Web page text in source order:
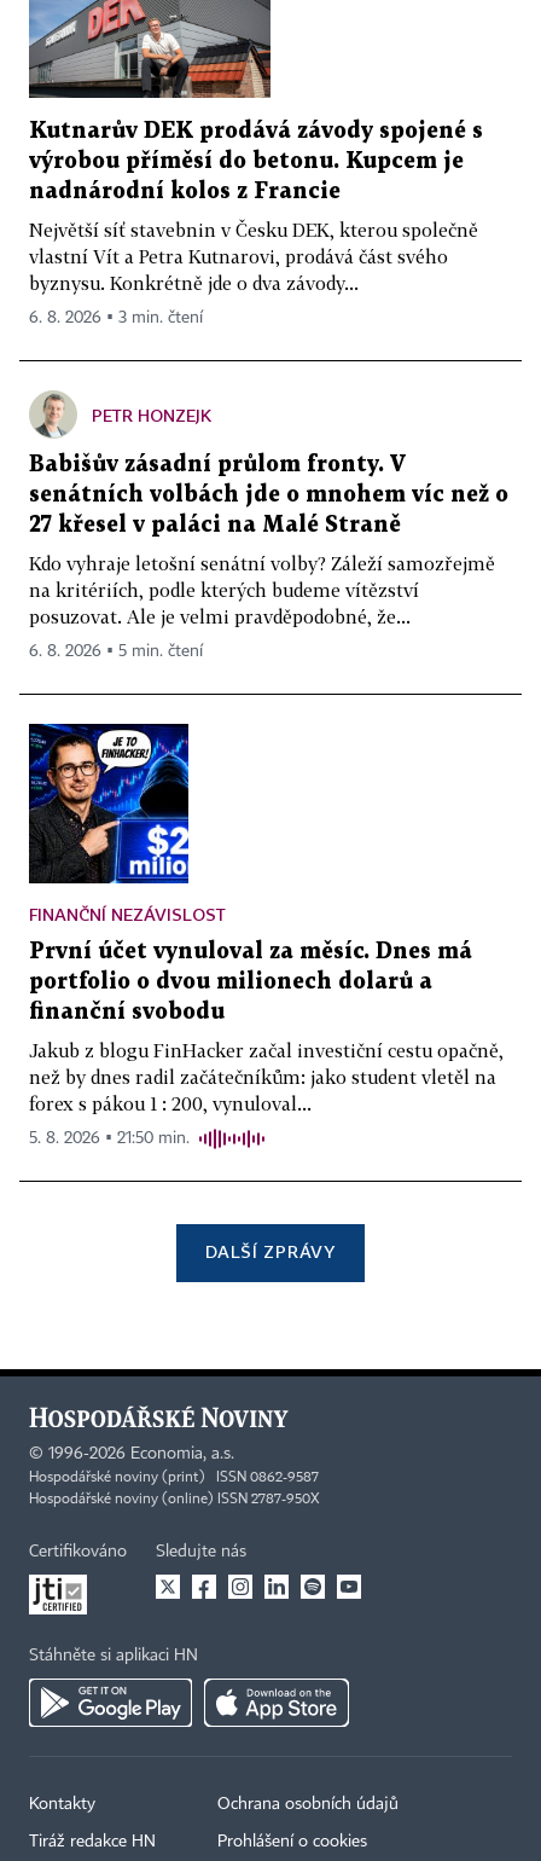
Kutnarův DEK prodává závody spojené s
výrobou příměsí do betonu. Kupcem je
nadnárodní kolos z Francie
Největší síť stavebnin v Česku DEK, kterou společně
vlastní Vít a Petra Kutnarovi, prodává část svého
byznysu. Konkrétně jde o dva závody...
6. 8. 2026 ▪ 3 min. čtení
PETR HONZEJK
Babišův zásadní průlom fronty. V
senátních volbách jde o mnohem víc než o
27 křesel v paláci na Malé Straně
Kdo vyhraje letošní senátní volby? Záleží samozřejmě
na kritériích, podle kterých budeme vítězství
posuzovat. Ale je velmi pravděpodobné, že...
6. 8. 2026 ▪ 5 min. čtení
FINANČNÍ NEZÁVISLOST
První účet vynuloval za měsíc. Dnes má
portfolio o dvou milionech dolarů a
finanční svobodu
Jakub z blogu FinHacker začal investiční cestu opačně,
než by dnes radil začátečníkům: jako student vletěl na
forex s pákou 1 : 200, vynuloval...
5. 8. 2026 ▪ 21:50 min.
DALŠÍ ZPRÁVY
© 1996-2026 Economia, a.s.
Hospodářské noviny (print) ISSN 0862-9587
Hospodářské noviny (online) ISSN 2787-950X
Certifikováno Sledujte nás
Stáhněte si aplikaci HN
Kontakty
Tiráž redakce HN
Ochrana osobních údajů
Prohlášení o cookies